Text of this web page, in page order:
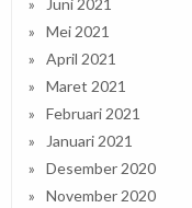
Juni 2021
Mei 2021
April 2021
Maret 2021
Februari 2021
Januari 2021
Desember 2020
November 2020